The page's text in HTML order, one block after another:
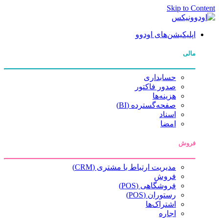
Skip to Content
اپلیکیشن‌های اودوو
مالی
حسابداری
صدور فاکتور
هزینه‌ها
صفحه‌گسترده (BI)
اسناد
امضا
فروش
مدیریت ارتباط با مشتری (CRM)
فروش
فروشگاهی (POS)
رستوران (POS)
اشتراک‌ها
اجاره